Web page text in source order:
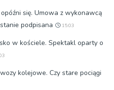
się. Umowa z wykonawcą
podpisana
15:03
w kościele. Spektakl oparty o
kolejowe. Czy stare pociągi